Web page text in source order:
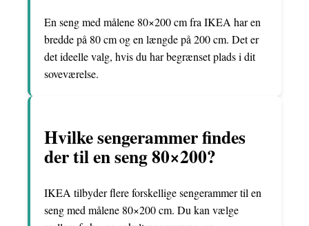
En seng med målene 80×200 cm fra IKEA har en
bredde på 80 cm og en længde på 200 cm. Det er
det ideelle valg, hvis du har begrænset plads i dit
soveværelse.
Hvilke sengerammer findes
der til en seng 80×200?
IKEA tilbyder flere forskellige sengerammer til en
seng med målene 80×200 cm. Du kan vælge